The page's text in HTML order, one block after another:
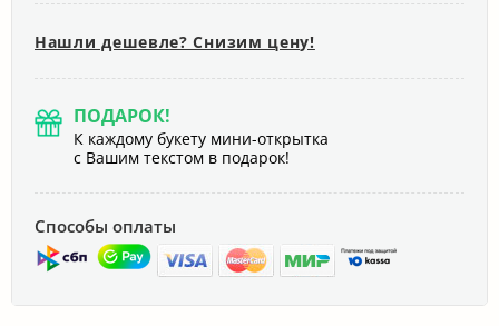
Нашли дешевле? Снизим цену!
ПОДАРОК!
К каждому букету мини-открытка
с Вашим текстом в подарок!
Способы оплаты